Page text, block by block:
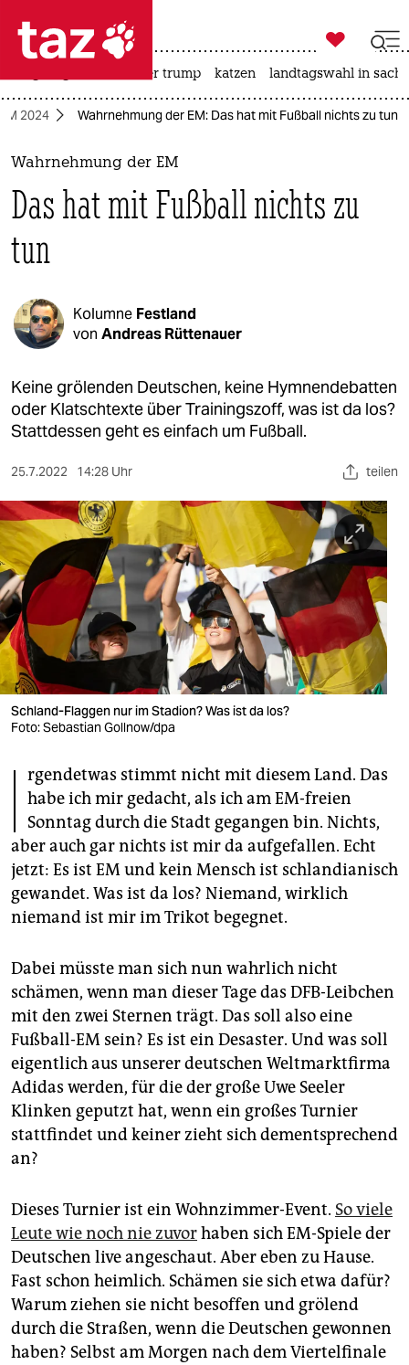
 taz zahl ich
taz zahl ich
themen
politik
öko
kultur
berlin
verlag
verlag
veranstaltungen
shop
fragen & hilfe
unterstützen
genossenschaft
epaper login

taz zahl ich
usa unter trump katzen landtagswahl in
2024 Wahrnehmung der EM: Das hat mit Fußball nichts zu tun
Wahrnehmung der EM
Das hat mit Fußball nichts zu
tun
Kolumne Festland
von Andreas Rüttenauer
Keine grölenden Deutschen, keine Hymnendebatten
oder Klatschtexte über Trainingszoff, was ist da los?
Stattdessen geht es einfach um Fußball.
25.7.2022 14:28 Uhr teilen
Schland-Flaggen nur im Stadion? Was ist da los?
Foto: Sebastian Gollnow/dpa
I rgendetwas stimmt nicht mit diesem Land. Das
habe ich mir gedacht, als ich am EM-freien
Sonntag durch die Stadt gegangen bin. Nichts,
aber auch gar nichts ist mir da aufgefallen. Echt
jetzt: Es ist EM und kein Mensch ist schlandianisch
gewandet. Was ist da los? Niemand, wirklich
niemand ist mir im Trikot begegnet.
Dabei müsste man sich nun wahrlich nicht
schämen, wenn man dieser Tage das DFB-Leibchen
mit den zwei Sternen trägt. Das soll also eine
Fußball-EM sein? Es ist ein Desaster. Und was soll
eigentlich aus unserer deutschen Weltmarktfirma
Adidas werden, für die der große Uwe Seeler
Klinken geputzt hat, wenn ein großes Turnier
stattfindet und keiner zieht sich dementsprechend
an?
Dieses Turnier ist ein Wohnzimmer-Event. So viele
Leute wie noch nie zuvorhaben sich EM-Spiele der
Deutschen live angeschaut. Aber eben zu Hause.
Fast schon heimlich. Schämen sie sich etwa dafür?
Warum ziehen sie nicht besoffen und grölend
durch die Straßen, wenn die Deutschen gewonnen
haben? Selbst am Morgen nach dem Viertelfinale